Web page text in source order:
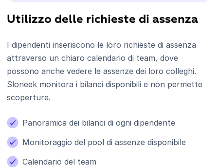
Utilizzo delle richieste di assenza
I dipendenti inseriscono le loro richieste di assenza
attraverso un chiaro calendario di team, dove
possono anche vedere le assenze dei loro colleghi.
Sloneek monitora i bilanci disponibili e non permette
scoperture.
Panoramica dei bilanci di ogni dipendente
Monitoraggio del pool di assenze disponibile
Calendario del team